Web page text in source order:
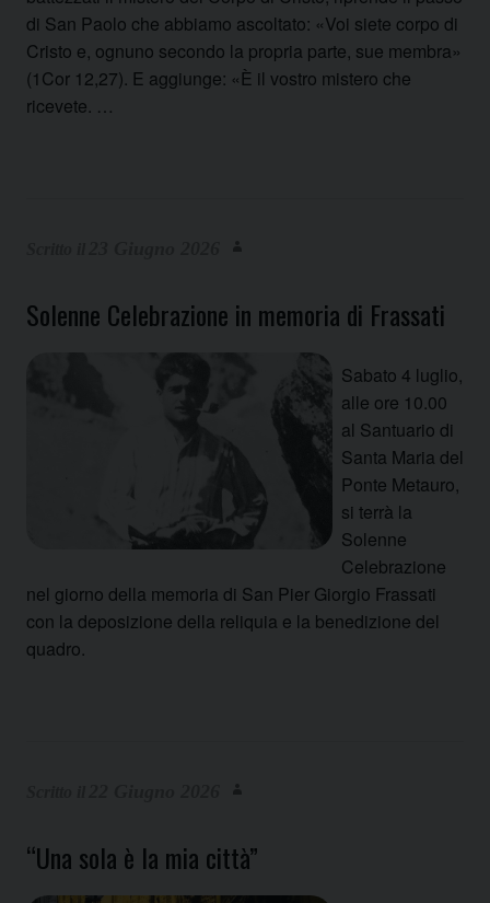
di San Paolo che abbiamo ascoltato: «Voi siete corpo di
Cristo e, ognuno secondo la propria parte, sue membra»
(1Cor 12,27). E aggiunge: «È il vostro mistero che
ricevete. …
Solenne Celebrazione in memoria di Frassati
Sabato 4 luglio,
alle ore 10.00
al Santuario di
Santa Maria del
Ponte Metauro,
si terrà la
Solenne
Celebrazione
nel giorno della memoria di San Pier Giorgio Frassati
con la deposizione della reliquia e la benedizione del
quadro.
“Una sola è la mia città”